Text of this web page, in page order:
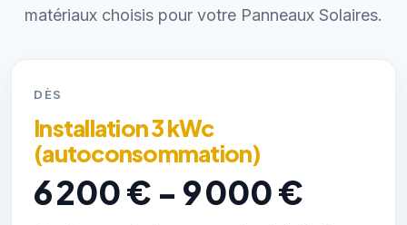
matériaux choisis pour votre Panneaux Solaires.
DÈS
Installation 3 kWc
(autoconsommation)
6 200 € - 9 000 €